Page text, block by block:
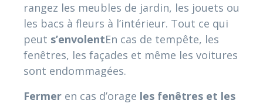
rangez les meubles de jardin, les jouets ou
les bacs à fleurs à l’intérieur. Tout ce qui
peut s’envolentEn cas de tempête, les
fenêtres, les façades et même les voitures
sont endommagées.
Fermer en cas d’orage les fenêtres et les